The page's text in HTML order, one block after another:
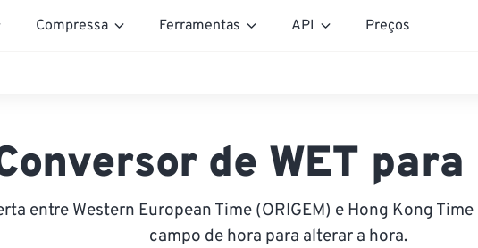
Compressa Ferramentas API Preços
de WET para
entre Western European Time (ORIGEM) e Hong Kong
campo de hora para alterar a hora.